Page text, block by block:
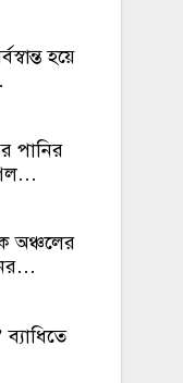
হয়ে
পানির
অঞ্চলের